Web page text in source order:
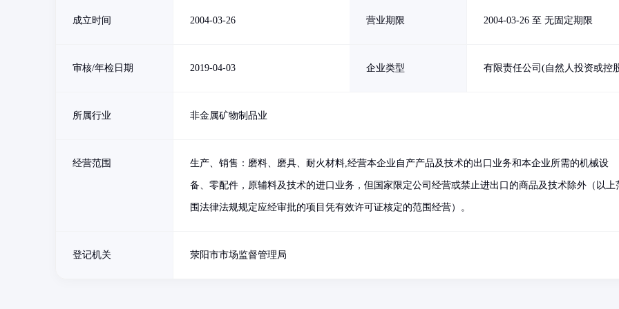
成立时间 2004-03-26 营业期限 2004-03-26 至 无固定期限
审核/年检日期 2019-04-03 企业类型 有限责任公司(自然人投资或控
所属行业 非金属矿物制品业
经营范围 生产、销售：磨料、磨具、耐火材料,经营本企业自产产品及技术的出口业务和本企业所需的机械设
备、零配件，原辅料及技术的进口业务，但国家限定公司经营或禁止进出口的商品及技术除外（以上
围法律法规规定应经审批的项目凭有效许可证核定的范围经营）。
登记机关 荥阳市市场监督管理局